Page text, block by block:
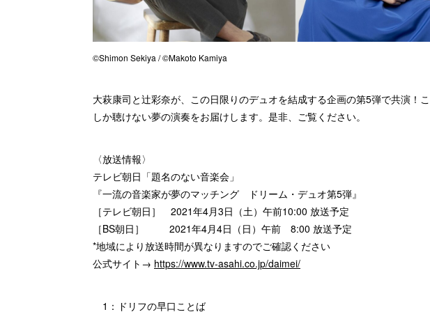
©Shimon Sekiya / ©Makoto Kamiya
大萩康司と辻彩奈が、この日限りのデュオを結成する企画の第5弾で共演！
しか聴けない夢の演奏をお届けします。是非、ご覧ください。
〈放送情報〉
テレビ朝日「題名のない音楽会」
『一流の音楽家が夢のマッチング ドリーム・デュオ第5弾』
［テレビ朝日］ 2021年4月3日（土）午前10:00 放送予定
［BS朝日］ 2021年4月4日（日）午前 8:00 放送予定
*地域により放送時間が異なりますのでご確認ください
公式サイト→ https://www.tv-asahi.co.jp/daimei/
1：ドリフの早口ことば